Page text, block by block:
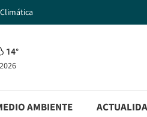
14°
AMBIENTE